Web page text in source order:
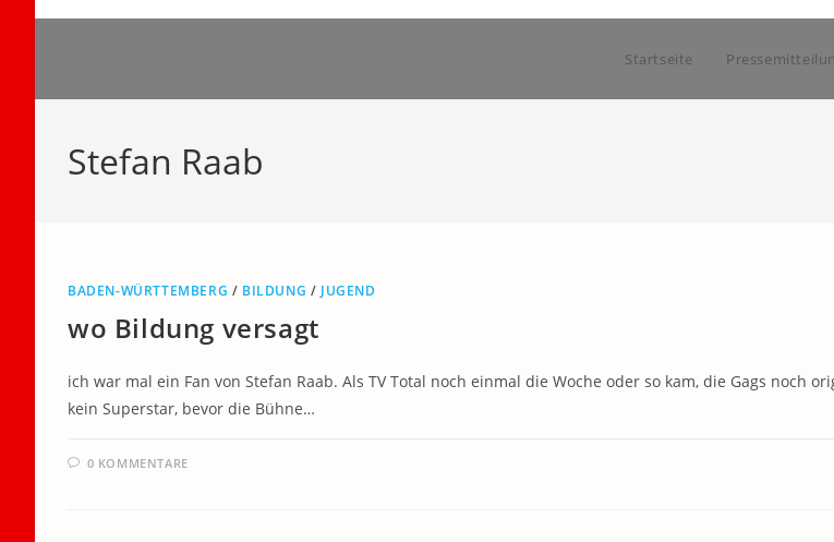
Startseite
Stefan Raab
BADEN-WÜRTTEMBERG / BILDUNG / JUGEND
wo Bildung versagt
ich war mal ein Fan von Stefan Raab. Als TV Total noch einmal die Woche oder so kam, die Gags noch
kein Superstar, bevor die Bühne…
0 KOMMENTARE